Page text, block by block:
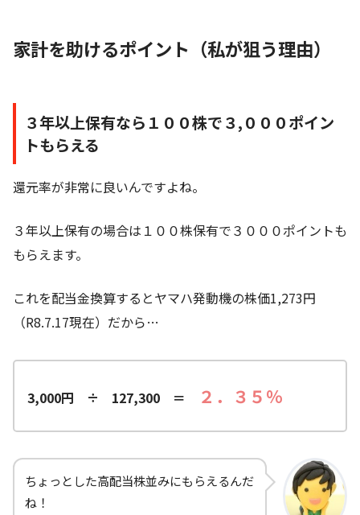
家計を助けるポイント（私が狙う理由）
３年以上保有なら１００株で３,０００ポイン
トもらえる
還元率が非常に良いんですよね。
３年以上保有の場合は１００株保有で３０００ポイントも
もらえます。
これを配当金換算するとヤマハ発動機の株価1,273円
（R8.7.17現在）だから…
3,000円 ÷ 127,300 ＝ ２．３５％
ちょっとした高配当株並みにもらえるんだ
ね！